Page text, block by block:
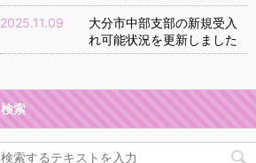
2025.11.09
大分市中部支部の新規受入
れ可能状況を更新しました
検索